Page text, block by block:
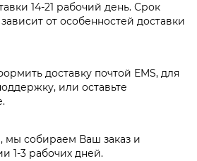
14-21 рабочий день. Срок
от особенностей доставки
доставку почтой EMS, для
или оставьте
мы собираем Ваш заказ и
1-3 рабочих дней.